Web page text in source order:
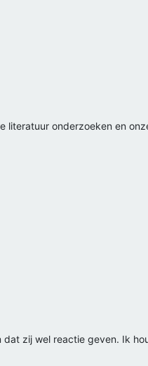
onderzoeken en
zij wel reactie geven. Ik